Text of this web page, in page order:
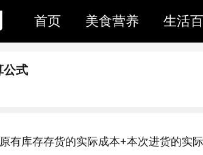
首页 美食营养 生活
公式
有库存存货的实际成本+本次进货的实